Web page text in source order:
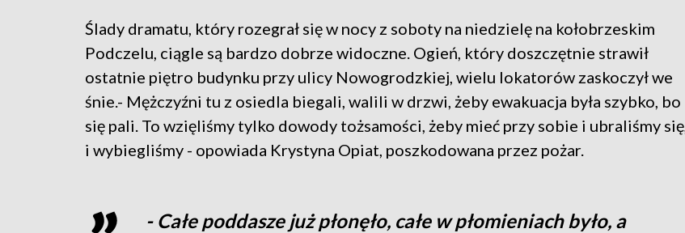
Ślady dramatu, który rozegrał się w nocy z soboty na niedzielę na kołobrzeskim
Podczelu, ciągle są bardzo dobrze widoczne. Ogień, który doszczętnie strawił
ostatnie piętro budynku przy ulicy Nowogrodzkiej, wielu lokatorów zaskoczył we
śnie.- Mężczyźni tu z osiedla biegali, walili w drzwi, żeby ewakuacja była szybko, bo
się pali. To wzięliśmy tylko dowody tożsamości, żeby mieć przy sobie i ubraliśmy się,
i wybiegliśmy - opowiada Krystyna Opiat, poszkodowana przez pożar.
- Całe poddasze już płonęło, całe w płomieniach było, a